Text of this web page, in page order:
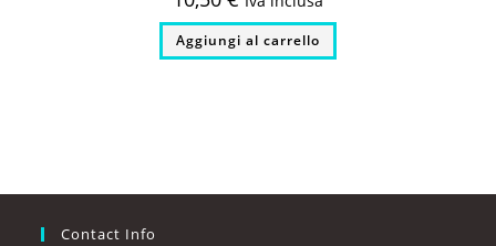
Aggiungi al carrello
Contact Info